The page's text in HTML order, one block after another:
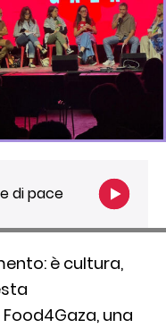
di pace
è cultura,
una